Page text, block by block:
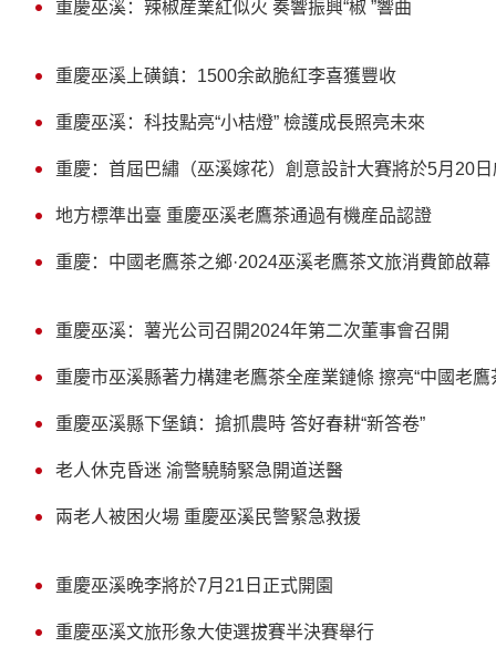
重慶巫溪：辣椒産業紅似火 奏響振興“椒 ”響曲
重慶巫溪上磺鎮：1500余畝脆紅李喜獲豐收
重慶巫溪：科技點亮“小桔燈” 檢護成長照亮未來
重慶：首屆巴繡（巫溪嫁花）創意設計大賽將於5月20
地方標準出臺 重慶巫溪老鷹茶通過有機産品認證
重慶：中國老鷹茶之鄉·2024巫溪老鷹茶文旅消費節啟幕
重慶巫溪：薯光公司召開2024年第二次董事會召開
重慶市巫溪縣著力構建老鷹茶全産業鏈條 擦亮“中國老鷹
重慶巫溪縣下堡鎮：搶抓農時 答好春耕“新答卷”
老人休克昏迷 渝警驍騎緊急開道送醫
兩老人被困火場 重慶巫溪民警緊急救援
重慶巫溪晚李將於7月21日正式開園
重慶巫溪文旅形象大使選拔賽半決賽舉行